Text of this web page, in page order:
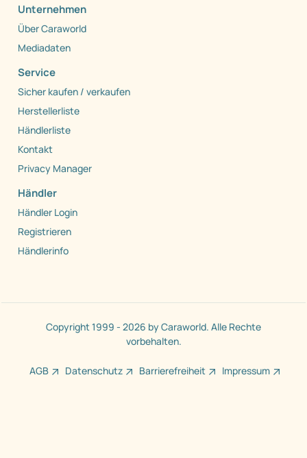
Unternehmen
Über Caraworld
Mediadaten
Service
Sicher kaufen / verkaufen
Herstellerliste
Händlerliste
Kontakt
Privacy Manager
Händler
Händler Login
Registrieren
Händlerinfo
Copyright 1999 - 2026 by Caraworld. Alle Rechte
vorbehalten.
AGB Datenschutz Barrierefreiheit Impressum